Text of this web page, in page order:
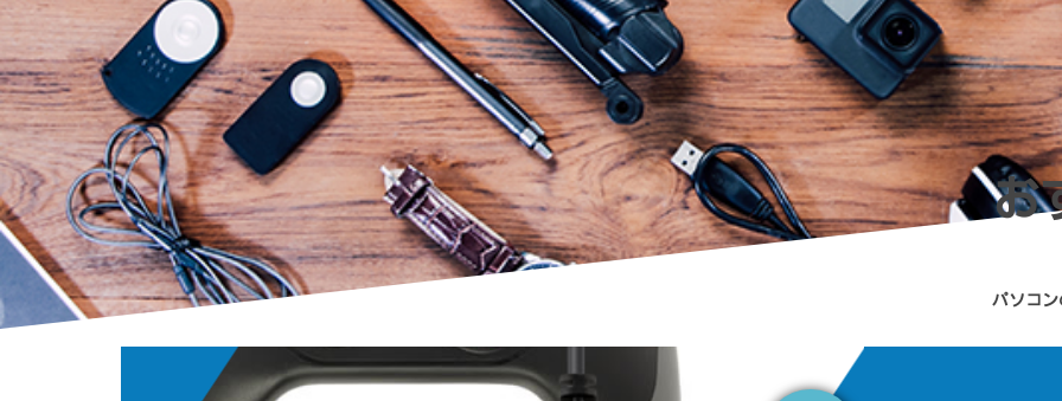
お
パソコ